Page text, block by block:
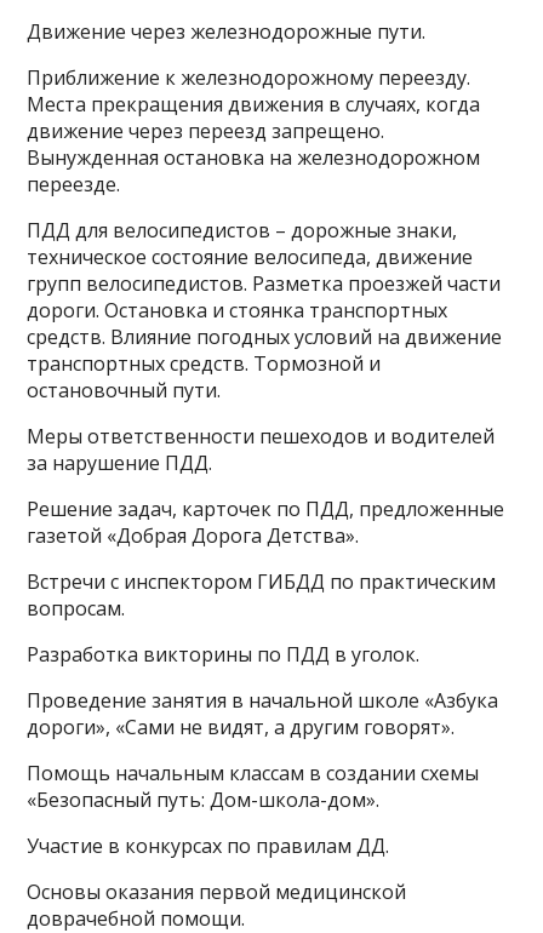
Движение через железнодорожные пути.
Приближение к железнодорожному переезду.
Места прекращения движения в случаях, когда
движение через переезд запрещено.
Вынужденная остановка на железнодорожном
переезде.
ПДД для велосипедистов – дорожные знаки,
техническое состояние велосипеда, движение
групп велосипедистов. Разметка проезжей части
дороги. Остановка и стоянка транспортных
средств. Влияние погодных условий на движение
транспортных средств. Тормозной и
остановочный пути.
Меры ответственности пешеходов и водителей
за нарушение ПДД.
Решение задач, карточек по ПДД, предложенные
газетой «Добрая Дорога Детства».
Встречи с инспектором ГИБДД по практическим
вопросам.
Разработка викторины по ПДД в уголок.
Проведение занятия в начальной школе «Азбука
дороги», «Сами не видят, а другим говорят».
Помощь начальным классам в создании схемы
«Безопасный путь: Дом-школа-дом».
Участие в конкурсах по правилам ДД.
Основы оказания первой медицинской
доврачебной помощи.